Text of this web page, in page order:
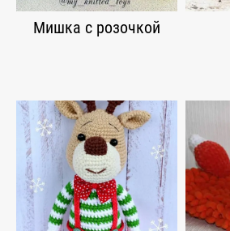
Мишка с розочкой